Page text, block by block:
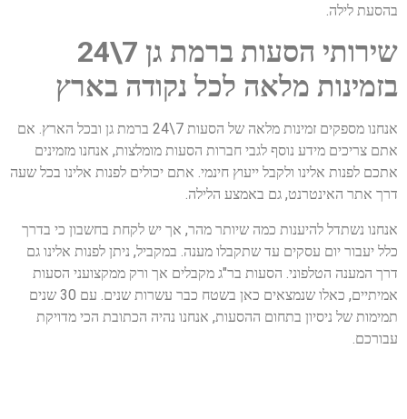
בהסעת לילה.
שירותי הסעות ברמת גן 7\24
בזמינות מלאה לכל נקודה בארץ
אנחנו מספקים זמינות מלאה של הסעות 7\24 ברמת גן ובכל הארץ. אם
אתם צריכים מידע נוסף לגבי חברות הסעות מומלצות, אנחנו מזמינים
אתכם לפנות אלינו ולקבל ייעוץ חינמי. אתם יכולים לפנות אלינו בכל שעה
דרך אתר האינטרנט, גם באמצע הלילה.
אנחנו נשתדל להיענות כמה שיותר מהר, אך יש לקחת בחשבון כי בדרך
כלל יעבור יום עסקים עד שתקבלו מענה. במקביל, ניתן לפנות אלינו גם
דרך המענה הטלפוני. הסעות בר"ג מקבלים אך ורק ממקצועני הסעות
אמיתיים, כאלו שנמצאים כאן בשטח כבר עשרות שנים. עם 30 שנים
תמימות של ניסיון בתחום ההסעות, אנחנו נהיה הכתובת הכי מדויקת
עבורכם.